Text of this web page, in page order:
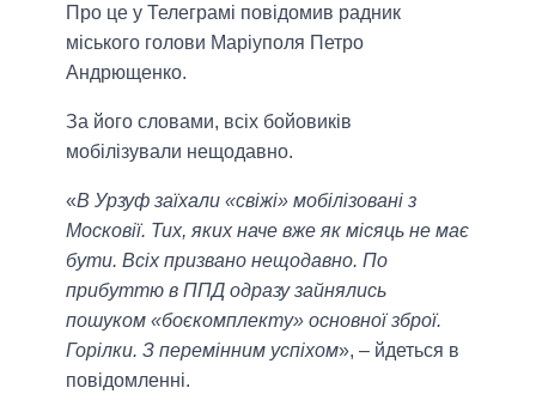
Про це у Телеграмі повідомив радник
міського голови Маріуполя Петро
Андрющенко.
За його словами, всіх бойовиків
мобілізували нещодавно.
«В Урзуф заїхали «свіжі» мобілізовані з
Московії. Тих, яких наче вже як місяць не має
бути. Всіх призвано нещодавно. По
прибуттю в ППД одразу зайнялись
пошуком «боєкомплекту» основної зброї.
Горілки. З перемінним успіхом», – йдеться в
повідомленні.